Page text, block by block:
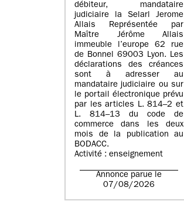
débiteur, mandataire
judiciaire la Selarl Jerome
Allais Représentée par
Maître Jérôme Allais
immeuble l’europe 62 rue
de Bonnel 69003 Lyon. Les
déclarations des créances
sont à adresser au
mandataire judiciaire ou sur
le portail électronique prévu
par les articles L. 814–2 et
L. 814–13 du code de
commerce dans les deux
mois de la publication au
BODACC.
Activité : enseignement
Annonce parue le
07/08/2026